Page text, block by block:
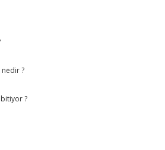
nedir ?
bitiyor ?